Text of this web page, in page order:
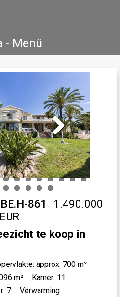
- Menü
Referenties
Next
861
1.490.000
EUR
te koop in
approx. 700 m²
m²
Kamer: 11
7
Verwarming